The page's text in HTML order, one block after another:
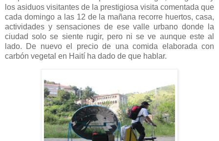
los asiduos visitantes de la prestigiosa visita comentada que
cada domingo a las 12 de la mañana recorre huertos, casa,
actividades y sensaciones de ese valle urbano donde la
ciudad solo se siente rugir, pero ni se ve aunque este al
lado. De nuevo el precio de una comida elaborada con
carbón vegetal en Haití ha dado de que hablar.